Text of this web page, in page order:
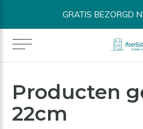
GRATIS BEZORGD
Producten
22cm